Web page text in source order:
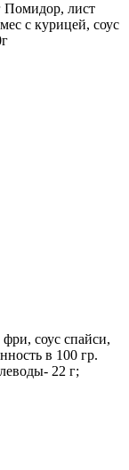
Помидор, лист
с курицей, соус
соус спайси,
в 100 гр.
22 г;